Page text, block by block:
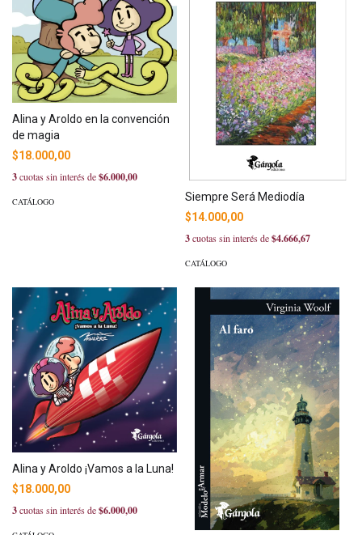
Alina y Aroldo en la convención
de magia
$18.000,00
3cuotas sin interés de$6.000,00
CATÁLOGO
Siempre Será Mediodía
$14.000,00
3cuotas sin interés de$4.666,67
CATÁLOGO
Alina y Aroldo ¡Vamos a la Luna!
$18.000,00
3cuotas sin interés de$6.000,00